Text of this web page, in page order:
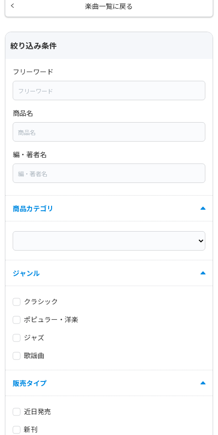
楽曲一覧に戻る
絞り込み条件
フリーワード
商品名
編・著者名
商品カテゴリ
ジャンル
クラシック
ポピュラー・洋楽
ジャズ
歌謡曲
販売タイプ
近日発売
新刊